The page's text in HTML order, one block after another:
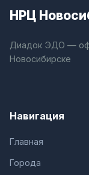
НРЦ
Диадок ЭДО —
Новосибирске
Навигация
Главная
Города